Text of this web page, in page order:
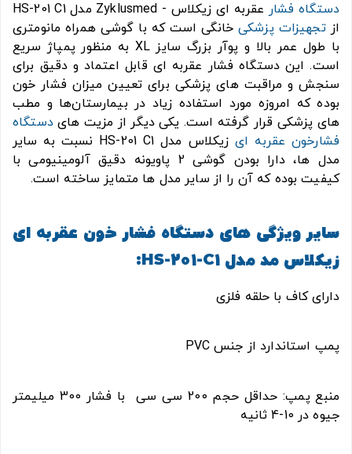
دستگاه فشار
عقربه ای زیکلاس - Zyklusmed مدل HS-201 C1
ازتجهیزات پزشکیخانگی است که با گوشی همراه مانومتری
با طول عمر بالا و پوآر بزرگ سایز XL به منظور پمپاژ سریع
است. این دستگاه فشار عقربه ای قابل اعتماد و دقیق برای
سنجش و مراقبت های پزشکی برای تعیین میزان فشار خون
بوده که امروزه مورد استفاده زیاد در بیمارستان‌‌ها و مطب
های پزشکی قرار گرفته است. یکی دیگر از مزیت هایدستگاه
فشارخون عقربه ای
زیکلاس مدل HS-201 C1 نسبت به سایر
مدل ها، دارا بودن گوشی 2 پاویونه دقیق آلومینیومی با
کیفیت بوده که آن را از سایر مدل ها متمایز ساخته است.
سایر ویژگی های دستگاه فشار خون عقربه ای
زیکلاس مد مدل HS-201-C1:
دارای کاف با حلقه فلزی
پمپ استاندارد از جنس PVC
منبع پمپ: حداقل حجم 200 سی سی با فشار 300 میلیمتر
جیوه در 10-4 ثانیه